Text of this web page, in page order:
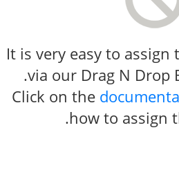
It is very easy to assign
via our Drag N Drop
Click on the
how to assign